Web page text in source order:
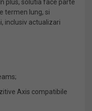
plus, solutia face parte
termen lung, si
inclusiv actualizari
Axis compatibile